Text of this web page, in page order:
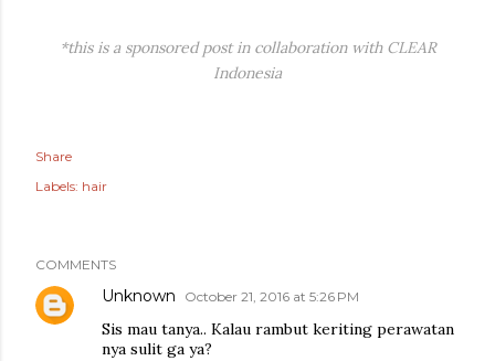
*this is a sponsored post in collaboration with CLEAR
Indonesia
Share
Labels: hair
COMMENTS
Unknown October 21, 2016 at 5:26 PM
Sis mau tanya.. Kalau rambut keriting perawatan
nya sulit ga ya?